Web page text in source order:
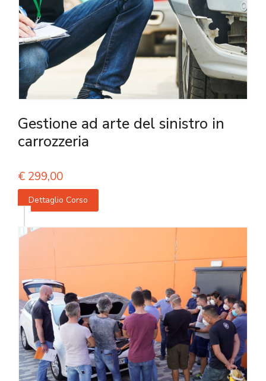
Gestione ad arte del sinistro in
carrozzeria
€ 299,00
Dettaglio Corso